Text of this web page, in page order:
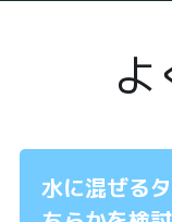
水に混ぜる